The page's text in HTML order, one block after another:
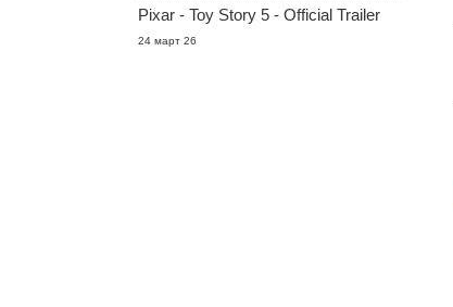
Pixar - Toy Story 5 - Official Trailer
24 март 26